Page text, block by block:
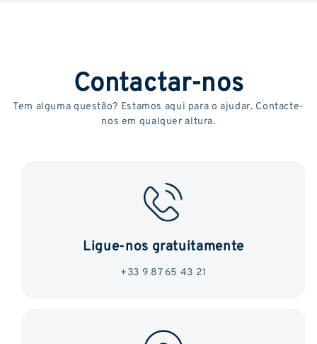
Contactar-nos
Tem alguma questão? Estamos aqui para o ajudar. Contacte-
nos em qualquer altura.
Ligue-nos gratuitamente
+33 9 87 65 43 21